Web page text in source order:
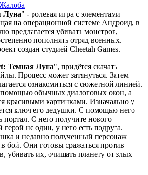
Жалоба
Луна" - ролевая игра с элементами
на операционной системе Андроид, в
предлагается убивать монстров,
пополнять отряд военных.
создан студией Cheetah Games.
Темная Луна", придётся скачать
Процесс может затянуться. Затем
ознакомиться с сюжетной линией.
помощью обычных диалоговых окон, а
красивыми картинками. Изначально у
ключ его дедушки. С помощью него
портал. С него получите нового
не один, у него есть подруга.
и недавно полученный персонаж
в бой. Они готовы сражаться против
убивать их, очищать планету от злых